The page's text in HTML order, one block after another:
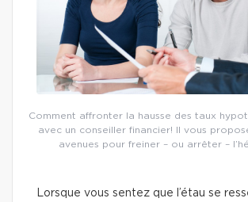
Comment affronter la hausse des taux
avec un conseiller financier! Il vous
avenues pour freiner – ou arrêter –
Lorsque vous sentez que l’étau se